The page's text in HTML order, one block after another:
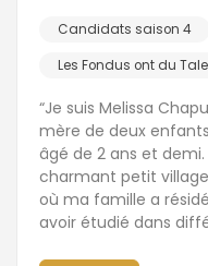
Candidats saison 4
Les Fondus ont du
“Je suis Melissa
mère de deux
âgé de 2 ans et demi.
charmant petit
où ma famille a
avoir étudié dans